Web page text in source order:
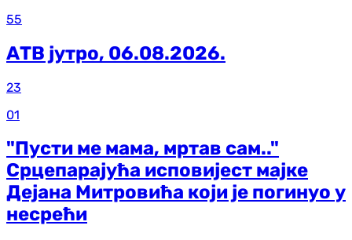
55
АТВ јутро, 06.08.2026.
23
01
"Пусти ме мама, мртав сам.."
Срцепарајућа исповијест мајке
Дејана Митровића који је погинуо у
несрећи